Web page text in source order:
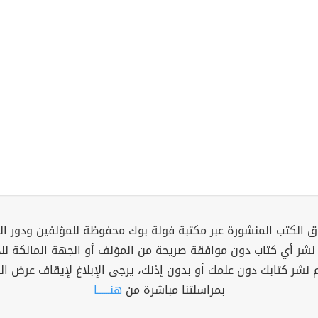
الكتب المنشورة عبر مكتبة فولة بوك محفوظة للمؤلفين ودور
نشر أي كتاب دون موافقة صريحة من المؤلف أو الجهة المالكة
نشر كتابك دون علمك أو بدون إذنك، يرجى الإبلاغ لإيقاف عرض
بمراسلتنا مباشرة من هنــــــا